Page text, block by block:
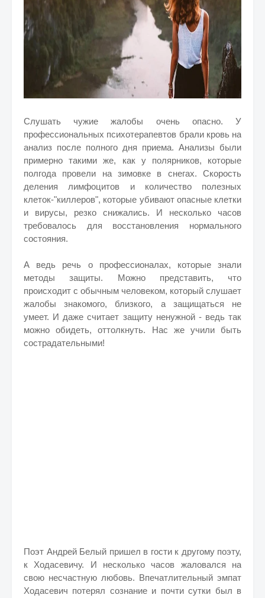
Слушать чужие жалобы очень опасно. У
профессиональных психотерапевтов брали кровь на
анализ после полного дня приема. Анализы были
примерно такими же, как у полярников, которые
полгода провели на зимовке в снегах. Скорость
деления лимфоцитов и количество полезных
клеток-"киллеров", которые убивают опасные клетки
и вирусы, резко снижались. И несколько часов
требовалось для восстановления нормального
состояния.
А ведь речь о профессионалах, которые знали
методы защиты. Можно представить, что
происходит с обычным человеком, который слушает
жалобы знакомого, близкого, а защищаться не
умеет. И даже считает защиту ненужной - ведь так
можно обидеть, оттолкнуть. Нас же учили быть
сострадательными!
Поэт Андрей Белый пришел в гости к другому поэту,
к Ходасевичу. И несколько часов жаловался на
свою несчастную любовь. Впечатлительный эмпат
Ходасевич потерял сознание и почти сутки был в